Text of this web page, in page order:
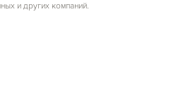
и других компаний.